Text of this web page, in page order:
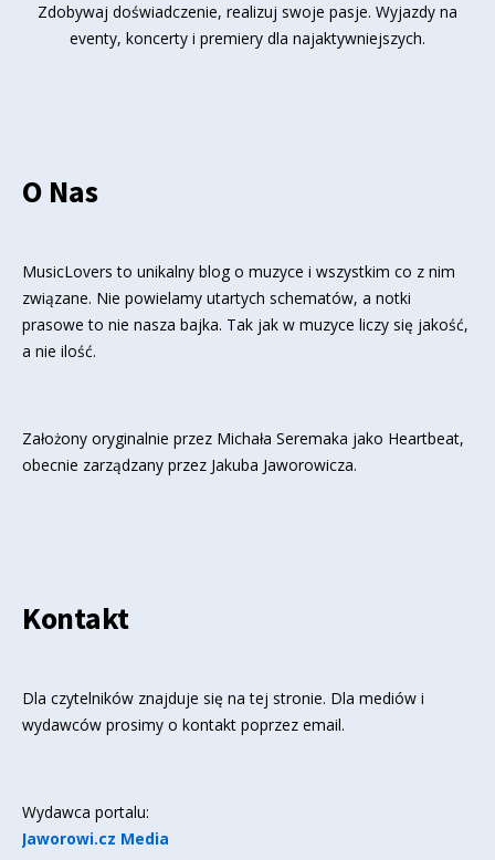
Zdobywaj doświadczenie, realizuj swoje pasje. Wyjazdy na
eventy, koncerty i premiery dla najaktywniejszych.
O Nas
MusicLovers to unikalny blog o muzyce i wszystkim co z nim
związane. Nie powielamy utartych schematów, a notki
prasowe to nie nasza bajka. Tak jak w muzyce liczy się jakość,
a nie ilość.
Założony oryginalnie przez Michała Seremaka jako Heartbeat,
obecnie zarządzany przez Jakuba Jaworowicza.
Kontakt
Dla czytelników znajduje się na tej stronie. Dla mediów i
wydawców prosimy o kontakt poprzez email.
Wydawca portalu:
Jaworowi.cz Media